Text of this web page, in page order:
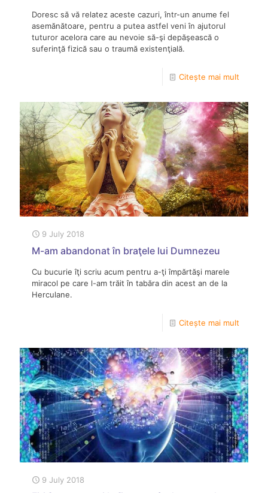
Doresc să vă relatez aceste cazuri, într-un anume fel
asemănătoare, pentru a putea astfel veni în ajutorul
tuturor acelora care au nevoie să-şi depăşească o
suferinţă fizică sau o traumă existenţială.
Citește mai mult
9 July 2018
M-am abandonat în braţele lui Dumnezeu
Cu bucurie îţi scriu acum pentru a-ţi împărtăşi marele
miracol pe care l-am trăit în tabăra din acest an de la
Herculane.
Citește mai mult
9 July 2018